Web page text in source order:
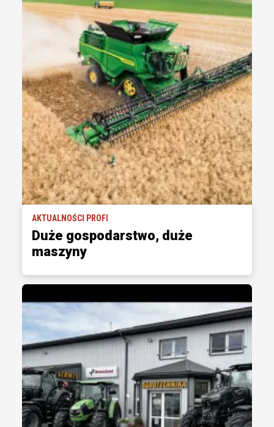
AKTUALNOŚCI PROFI
Duże gospodarstwo, duże
maszyny